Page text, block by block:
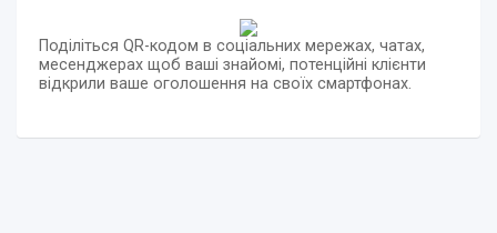
Поділіться QR-кодом в соціальних мережах, чатах,
месенджерах щоб ваші знайомі, потенційні клієнти
відкрили ваше оголошення на своїх смартфонах.